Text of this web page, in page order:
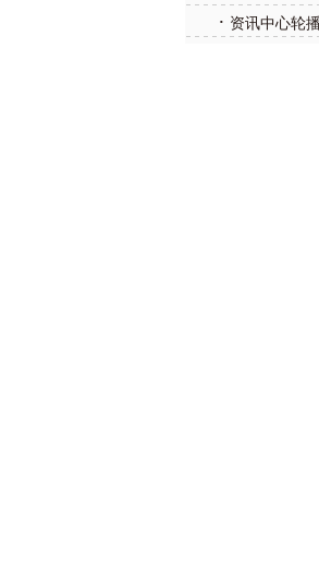
· 资讯中心轮